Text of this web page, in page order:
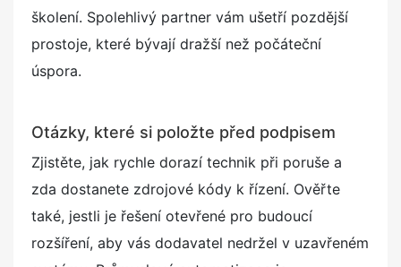
školení. Spolehlivý partner vám ušetří pozdější
prostoje, které bývají dražší než počáteční
úspora.
Otázky, které si položte před podpisem
Zjistěte, jak rychle dorazí technik při poruše a
zda dostanete zdrojové kódy k řízení. Ověřte
také, jestli je řešení otevřené pro budoucí
rozšíření, aby vás dodavatel nedržel v uzavřeném